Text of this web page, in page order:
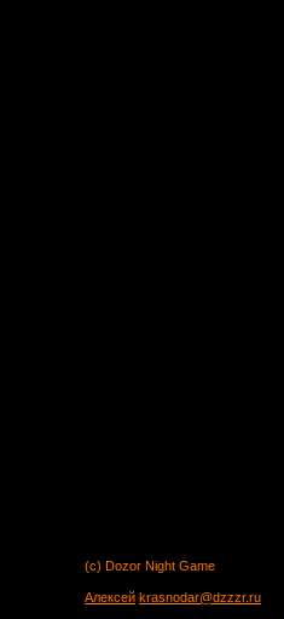
(c) Dozor Night Game
Алексей krasnodar@dzzzr.ru